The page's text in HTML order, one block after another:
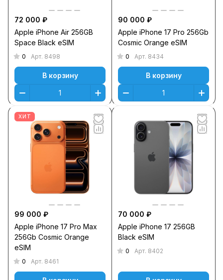
72 000 ₽
Apple iPhone Air 256GB
Space Black eSIM
0 Арт. 8498
В корзину
90 000 ₽
Apple iPhone 17 Pro 256Gb
Cosmic Orange eSIM
0 Арт. 8434
В корзину
ХИТ
99 000 ₽
Apple iPhone 17 Pro Max
256Gb Cosmic Orange
eSIM
0 Арт. 8461
70 000 ₽
Apple iPhone 17 256GB
Black eSIM
0 Арт. 8402